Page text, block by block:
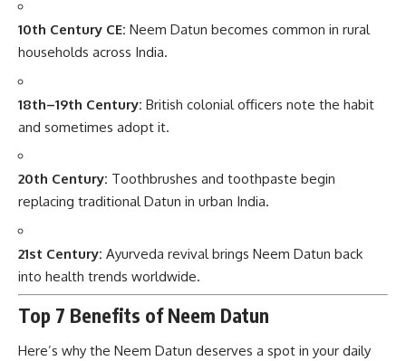
10th Century CE: Neem Datun becomes common in rural
households across India.
18th–19th Century: British colonial officers note the habit
and sometimes adopt it.
20th Century: Toothbrushes and toothpaste begin
replacing traditional Datun in urban India.
21st Century: Ayurveda revival brings Neem Datun back
into health trends worldwide.
Top 7 Benefits of Neem Datun
Here’s why the Neem Datun deserves a spot in your daily